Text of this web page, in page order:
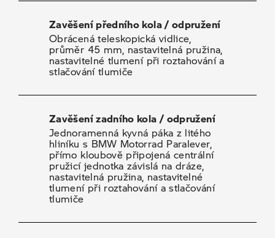
Zavěšení předního kola / odpružení
Obrácená teleskopická vidlice,
průměr 45 mm, nastavitelná pružina,
nastavitelné tlumení při roztahování a
stlačování tlumiče
Zavěšení zadního kola / odpružení
Jednoramenná kyvná páka z litého
hliníku s BMW Motorrad Paralever,
přímo kloubově připojená centrální
pružicí jednotka závislá na dráze,
nastavitelná pružina, nastavitelné
tlumení při roztahování a stlačování
tlumiče